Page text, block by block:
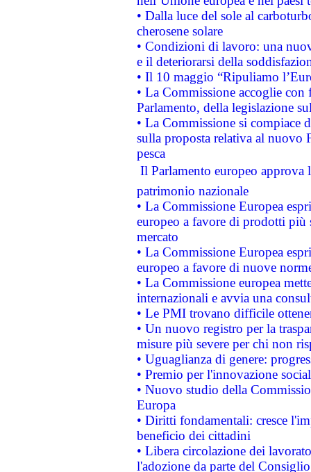
• Dalla luce del sole al
cherosene solare
• Condizioni di lavoro: una
e il deteriorarsi della
• Il 10 maggio “Ripuliamo
• La Commissione accoglie
Parlamento, della legislazione
• La Commissione si compiace
sulla proposta relativa al nuovo
pesca
 Il Parlamento europeo
patrimonio nazionale
• La Commissione Europea
europeo a favore di prodotti
mercato
• La Commissione Europea
europeo a favore di nuove
• La Commissione europea
internazionali e avvia una
• Le PMI trovano difficile
• Un nuovo registro per la
misure più severe per chi non
• Uguaglianza di genere:
• Premio per l'innovazione
• Nuovo studio della
Europa
• Diritti fondamentali: cresce
beneficio dei cittadini
• Libera circolazione dei
l'adozione da parte del